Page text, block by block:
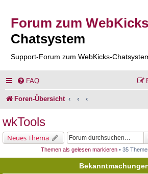
Forum zum
Chatsystem
Support-Forum zum WebKicks-
FAQ
Foren-Übersicht
wkTools
Neues Thema
Themen als gelesen markieren • 35